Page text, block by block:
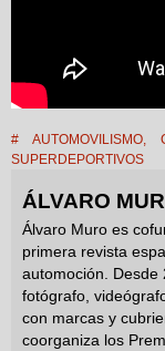
# AUTOMOVILISMO,
SUPERDEPORTIVOS
ÁLVARO
Álvaro Muro es
primera revista
automoción. Desde
fotógrafo,
con marcas y
coorganiza los